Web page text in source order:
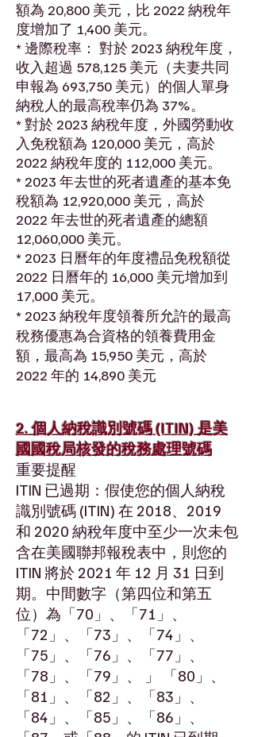
額為 20,800 美元，比 2022 納稅年
度增加了 1,400 美元。
* 邊際稅率： 對於 2023 納稅年度，
收入超過 578,125 美元（夫妻共同
申報為 693,750 美元）的個人單身
納稅人的最高稅率仍為 37%。
* 對於 2023 納稅年度，外國勞動收
入免稅額為 120,000 美元，高於
2022 納稅年度的 112,000 美元。
* 2023 年去世的死者遺產的基本免
稅額為 12,920,000 美元，高於
2022 年去世的死者遺產的總額
12,060,000 美元。
* 2023 日曆年的年度禮品免稅額從
2022 日曆年的 16,000 美元增加到
17,000 美元。
* 2023 納稅年度領養所允許的最高
稅務優惠為合資格的領養費用金
額，最高為 15,950 美元，高於
2022 年的 14,890 美元
2. 個人納稅識別號碼 (ITIN) 是美
國國稅局核發的稅務處理號碼
重要提醒
ITIN 已過期：假使您的個人納稅
識別號碼 (ITIN) 在 2018、2019
和 2020 納稅年度中至少一次未包
含在美國聯邦報稅表中，則您的
ITIN 將於 2021 年 12 月 31 日到
期。中間數字（第四位和第五
位）為「70」、「71」、
「72」、「73」、「74」、
「75」、「76」、「77」、
「78」、「79」、 」 「80」、
「81」、「82」、「83」、
「84」、「85」、「86」、